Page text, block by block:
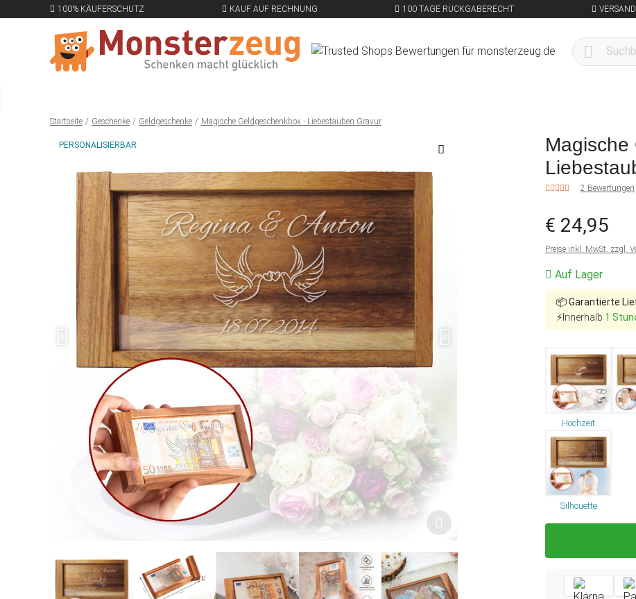
100% KÄUFERSCHUTZ KAUF AUF RECHNUNG 100 TAGE RÜCKGABERECHT
Startseite Geschenke Geldgeschenke Magische Geldgeschenkbox - Liebestauben Gravur
PERSONALISIERBAR
Magische
2 Bewertungen
€ 24,95
Preise inkl. MwSt. zzgl.
Auf Lager
📦Garantierte
⚡Innerhalb 1
Hochzeit
Silhouette